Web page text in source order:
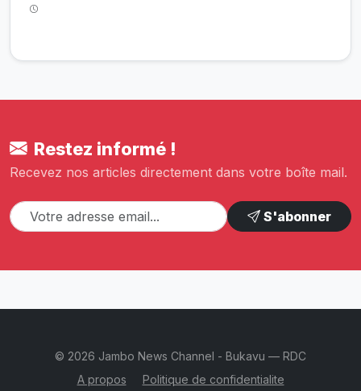
Restez informé !
Recevez nos articles directement dans votre boîte mail.
S'abonner
© 2026 Jambo News Channel - Bukavu — RDC
A propos
Politique de confidentialite